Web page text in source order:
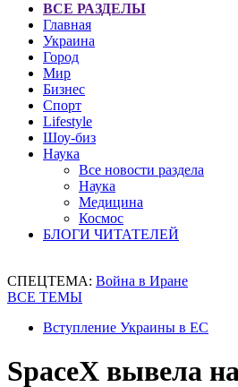
ВСЕ РАЗДЕЛЫ
Главная
Украина
Город
Мир
Бизнес
Спорт
Lifestyle
Шоу-биз
Наука
Все новости раздела
Наука
Медицина
Космос
БЛОГИ ЧИТАТЕЛЕЙ
СПЕЦТЕМА: Война в Иране
ВСЕ ТЕМЫ
Вступление Украины в ЕС
SpaceX вывела